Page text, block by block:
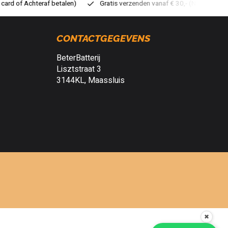
verzenden vanaf € 30,- (NL) Verzendkosten € 2,95 (NL)
CONTACTGEGEVENS
BeterBatterij
Lisztstraat 3
3144KL, Maassluis
✖